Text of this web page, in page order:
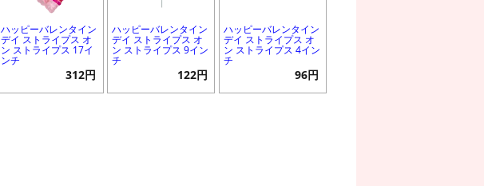
ハッピーバレンタイン
デイ ストライプス オ
ン ストライプス 17イ
ンチ
312円
ハッピーバレンタイン
デイ ストライプス オ
ン ストライプス 9イン
チ
122円
ハッピーバレンタイン
デイ ストライプス オ
ン ストライプス 4イン
チ
96円